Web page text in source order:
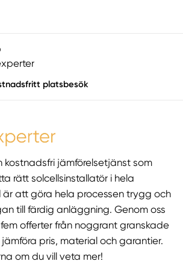
platsbesök
kostnadsfri jämförelsetjänst som
rätt solcellsinstallatör i hela
är att göra hela processen trygg och
till färdig anläggning. Genom oss
offerter från noggrant granskade
pris, material och garantier.
om du vill veta mer!